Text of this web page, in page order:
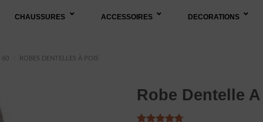
CHAUSSURES ACCESSOIRES DECORATIONS
60 ROBES DENTELLES À POIS
Robe Dentelle